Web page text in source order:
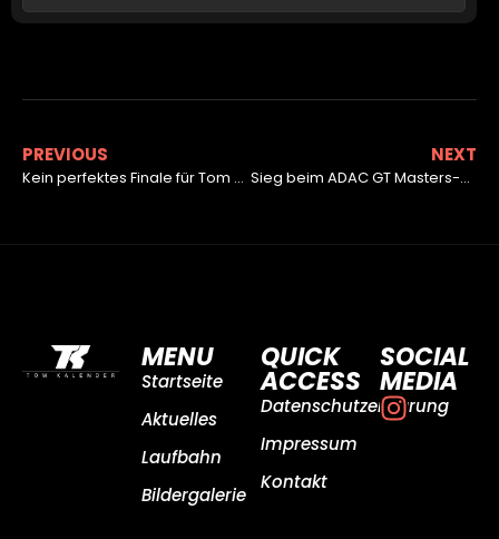
PREVIOUS
Kein perfektes Finale für Tom Kalender
NEXT
Sieg beim ADAC GT Masters-Debüt in Oschersleben
MENU
Startseite
Aktuelles
Laufbahn
Bildergalerie
QUICK
ACCESS
Datenschutzerklärung
Impressum
Kontakt
SOCIAL
MEDIA